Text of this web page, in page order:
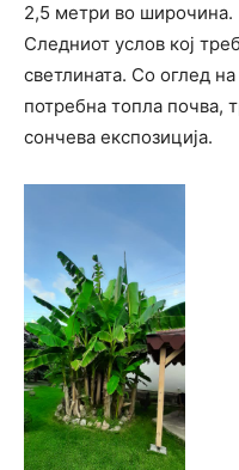
2,5 метри во широчина.
Следниот услов кој
светлината. Со оглед
потребна топла почва,
сончева експозиција.